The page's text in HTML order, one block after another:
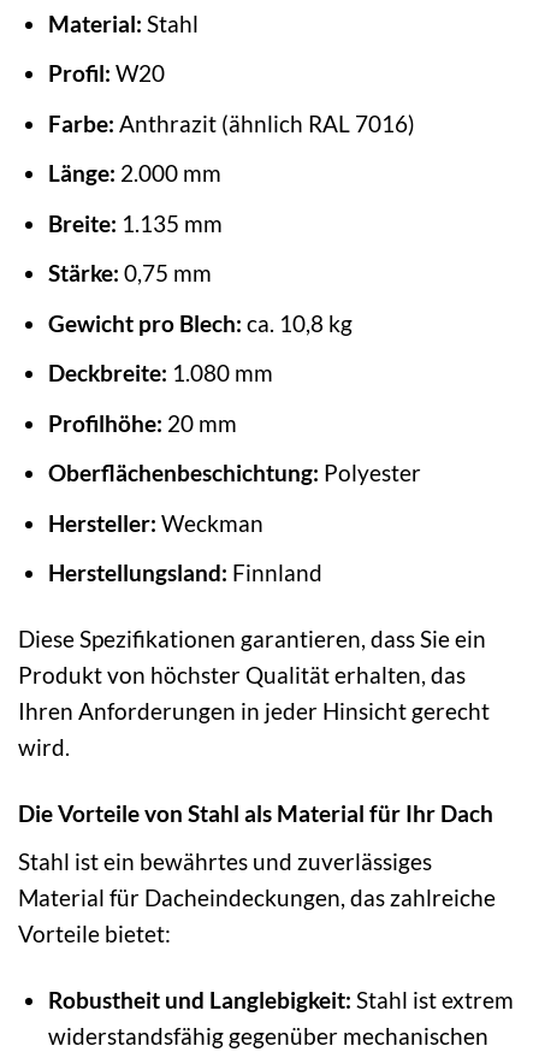
Material: Stahl
Profil: W20
Farbe: Anthrazit (ähnlich RAL 7016)
Länge: 2.000 mm
Breite: 1.135 mm
Stärke: 0,75 mm
Gewicht pro Blech: ca. 10,8 kg
Deckbreite: 1.080 mm
Profilhöhe: 20 mm
Oberflächenbeschichtung: Polyester
Hersteller: Weckman
Herstellungsland: Finnland
Diese Spezifikationen garantieren, dass Sie ein
Produkt von höchster Qualität erhalten, das
Ihren Anforderungen in jeder Hinsicht gerecht
wird.
Die Vorteile von Stahl als Material für Ihr Dach
Stahl ist ein bewährtes und zuverlässiges
Material für Dacheindeckungen, das zahlreiche
Vorteile bietet:
Robustheit und Langlebigkeit: Stahl ist extrem
widerstandsfähig gegenüber mechanischen